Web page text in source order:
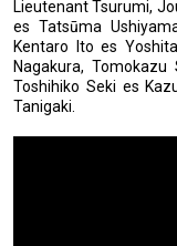
Lieutenant Tsurumi,
es Tatsūma
Kentaro Ito es
Nagakura,
Toshihiko Seki es
Tanigaki.